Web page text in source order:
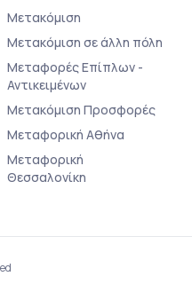
Μετακόμιση
Μετακόμιση σε άλλη πόλη
Μεταφορές Επίπλων -
Αντικειμένων
Μετακόμιση Προσφορές
Μεταφορική Αθήνα
Μεταφορική
Θεσσαλονίκη